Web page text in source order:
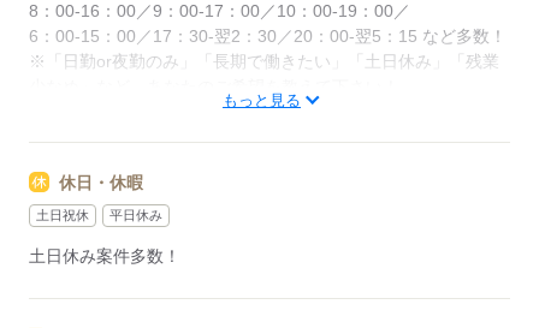
8：00-16：00／9：00-17：00／10：00-19：00／
6：00-15：00／17：30-翌2：30／20：00-翌5：15 など多数！
※「日勤or夜勤のみ」「長期で働きたい」「土日休み」「残業
その際は、ご希望に沿う他のお仕事を並行してご案内致しま
す。
もっと見る
休日・休暇
土日祝休 平日休み
土日休み案件多数！